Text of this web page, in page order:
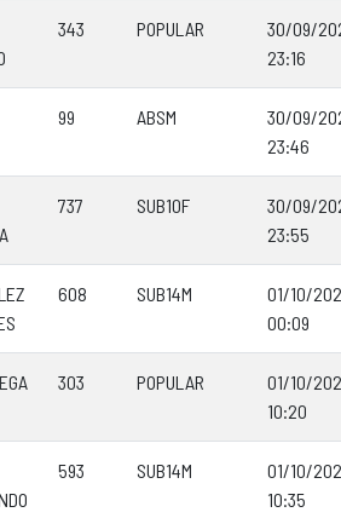
343 POPULAR
30/09/
23:16
99 ABSM
30/09/
23:46
737 SUB10F
30/09/
23:55
608 SUB14M
01/10/
00:09
303 POPULAR
01/10/
10:20
593 SUB14M
01/10/
10:35